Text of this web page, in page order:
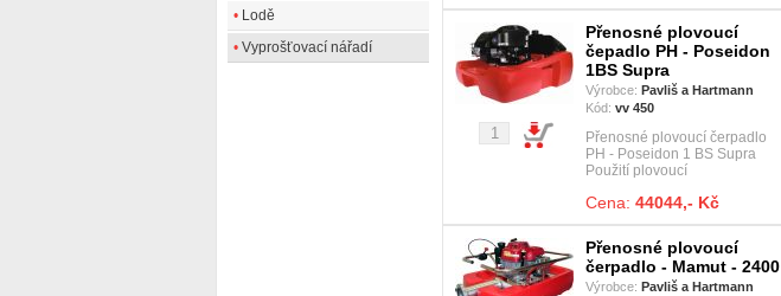
• Lodě
• Vyprošťovací nářadí
Přenosné plovoucí
čepadlo PH - Poseidon
1BS Supra
Výrobce: Pavliš a Hartmann
Kód: vv 450
Přenosné plovoucí čerpadlo
PH - Poseidon 1 BS Supra
Použití plovoucí
Cena: 44044,- Kč
Přenosné plovoucí
čerpadlo - Mamut - 2400
Výrobce: Pavliš a Hartmann